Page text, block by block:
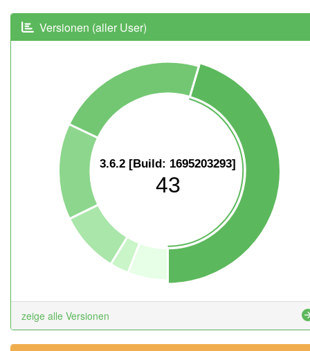
Versionen (aller User)
3.6.2 [Build: 1695203293]
43
zeige alle Versionen